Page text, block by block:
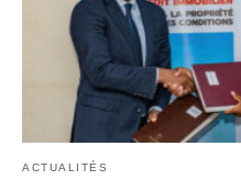
ACTUALITÉS